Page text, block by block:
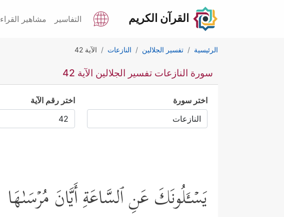
القرآن الكريم التفاسير مشاهير القراء
الرئيسية تفسير الجلالين النازعات الآية 42
سورة النازعات تفسير الجلالين الآية 42
اختر سورة اختر رقم الآية
یَسۡـَٔلُونَكَ عَنِ ٱلسَّاعَةِ أَیَّانَ مُرۡسَىٰهَا